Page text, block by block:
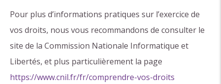
Pour plus d’informations pratiques sur l’exercice de
vos droits, nous vous recommandons de consulter le
site de la Commission Nationale Informatique et
Libertés, et plus particulièrement la page
https://www.cnil.fr/fr/comprendre-vos-droits